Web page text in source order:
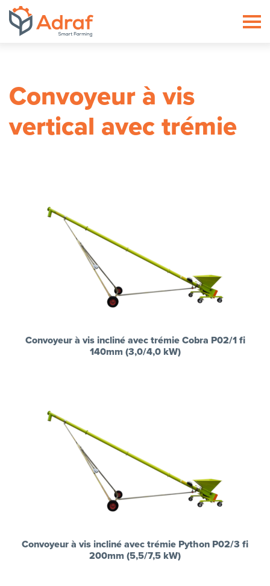
Convoyeur à vis
vertical avec trémie
Convoyeur à vis incliné avec trémie Cobra P02/1 fi
140mm (3,0/4,0 kW)
Convoyeur à vis incliné avec trémie Python P02/3 fi
200mm (5,5/7,5 kW)
ADRAF // Producent maszyn